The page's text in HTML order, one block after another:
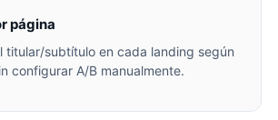
página
titular/subtítulo en cada landing según
configurar A/B manualmente.